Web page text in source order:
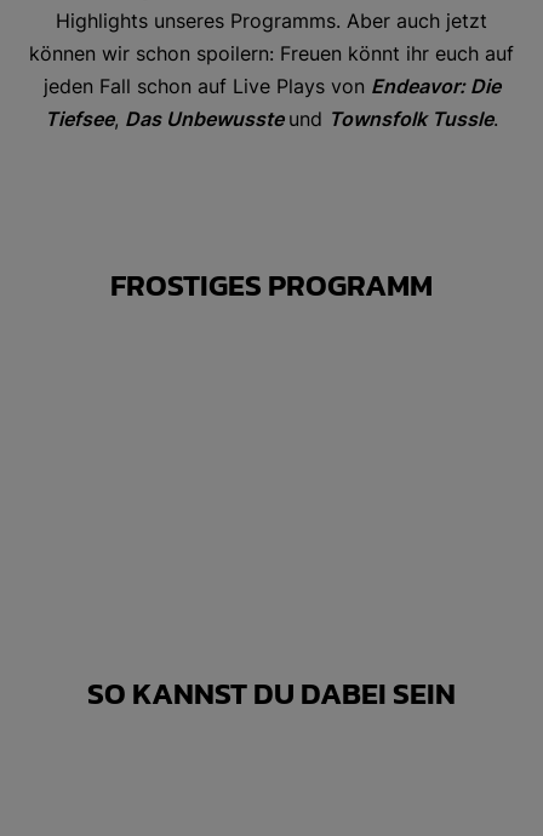
Highlights unseres Programms. Aber auch jetzt
können wir schon spoilern: Freuen könnt ihr euch auf
jeden Fall schon auf Live Plays von Endeavor: Die
Tiefsee, Das Unbewusste und Townsfolk Tussle.
FROSTIGES PROGRAMM
SO KANNST DU DABEI SEIN